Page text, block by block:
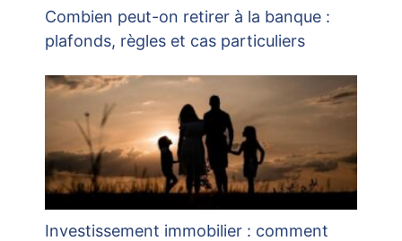
Combien peut-on retirer à la banque :
plafonds, règles et cas particuliers
Investissement immobilier : comment